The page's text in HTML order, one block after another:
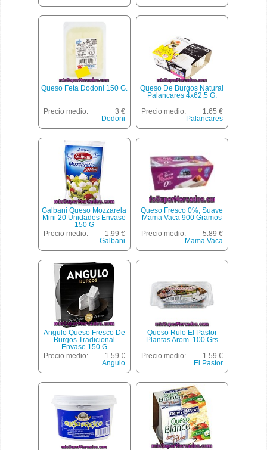
Queso Feta Dodoni 150 G.
Precio medio:
3 €
Dodoni
Queso De Burgos Natural
Palancares 4x62,5 G.
Precio medio:
1.65 €
Palancares
Galbani Queso Mozzarela
Mini 20 Unidades Envase
150 G
Precio medio:
1.99 €
Galbani
Queso Fresco 0%, Suave
Mama Vaca 900 Gramos
Precio medio:
5.89 €
Mama Vaca
Angulo Queso Fresco De
Burgos Tradicional
Envase 150 G
Precio medio:
1.59 €
Angulo
Queso Rulo El Pastor
Plantas Arom. 100 Grs
Precio medio:
1.59 €
El Pastor